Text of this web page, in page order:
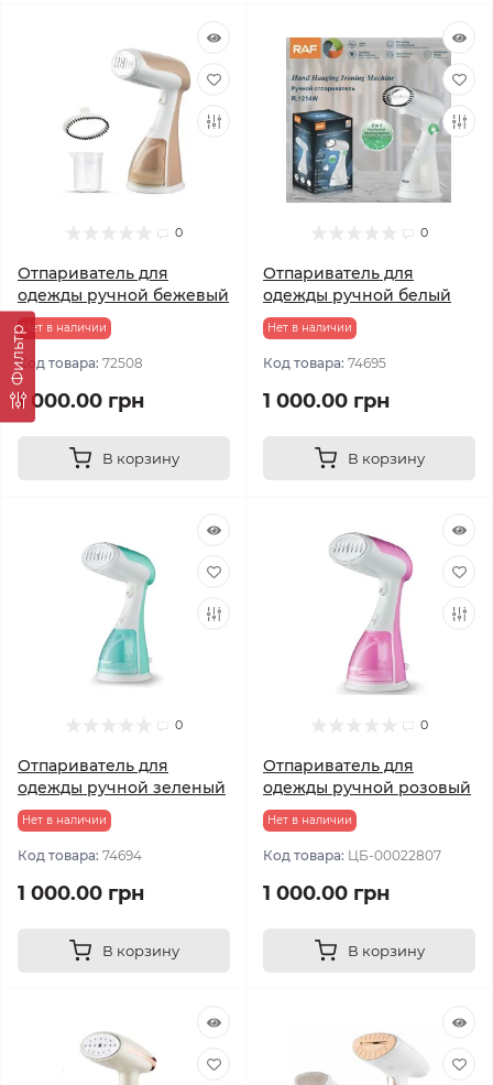
Фильтр
0
Отпариватель для
одежды ручной бежевый
Нет в наличии
Код товара: 72508
1 000.00 грн
В корзину
0
Отпариватель для
одежды ручной белый
Нет в наличии
Код товара: 74695
1 000.00 грн
В корзину
0
Отпариватель для
одежды ручной зеленый
Нет в наличии
Код товара: 74694
1 000.00 грн
В корзину
0
Отпариватель для
одежды ручной розовый
Нет в наличии
Код товара: ЦБ-00022807
1 000.00 грн
В корзину